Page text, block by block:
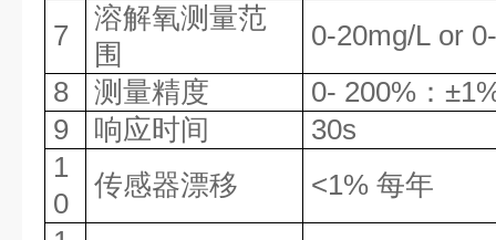
7
溶解氧测量范
围
0-20mg/L or
8
测量精度 0- 200% ： ±
9
响应时间
30s
1
0
传感器漂移 <1% 每年